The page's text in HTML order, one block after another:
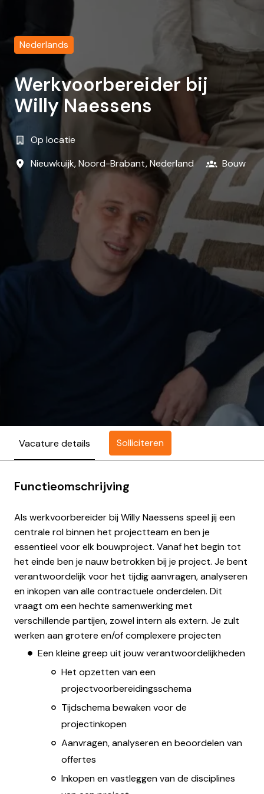
Nederlands
Werkvoorbereider bij
Willy Naessens
Op locatie
Nieuwkuijk,Noord-Brabant,Nederland Bouw
Vacature details Solliciteren
Functieomschrijving
Als werkvoorbereider bij Willy Naessens speel jij een
centrale rol binnen het projectteam en ben je
essentieel voor elk bouwproject. Vanaf het begin tot
het einde ben je nauw betrokken bij je project. Je bent
verantwoordelijk voor het tijdig aanvragen, analyseren
en inkopen van alle contractuele onderdelen. Dit
vraagt om een hechte samenwerking met
verschillende partijen, zowel intern als extern. Je zult
werken aan grotere en/of complexere projecten
Een kleine greep uit jouw verantwoordelijkheden
Het opzetten van een
projectvoorbereidingsschema
Tijdschema bewaken voor de
projectinkopen
Aanvragen, analyseren en beoordelen van
offertes
Inkopen en vastleggen van de disciplines